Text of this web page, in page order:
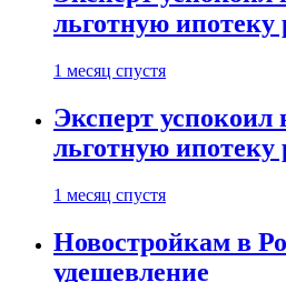
льготную ипотеку
1 месяц спустя
Эксперт успокоил
льготную ипотеку
1 месяц спустя
Новостройкам в
удешевление